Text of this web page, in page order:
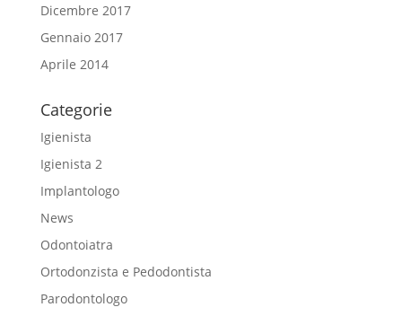
Dicembre 2017
Gennaio 2017
Aprile 2014
Categorie
Igienista
Igienista 2
Implantologo
News
Odontoiatra
Ortodonzista e Pedodontista
Parodontologo